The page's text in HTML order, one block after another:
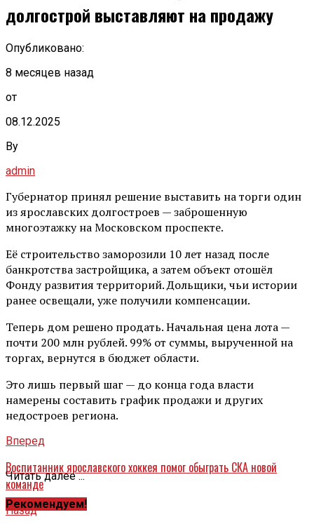
долгострой выставляют на продажу
Опубликовано:
8 месяцев назад
от
08.12.2025
By
admin
Губернатор принял решение выставить на торги один
из ярославских долгостроев — заброшенную
многоэтажку на Московском проспекте.
Её строительство заморозили 10 лет назад после
банкротства застройщика, а затем объект отошёл
Фонду развития территорий. Дольщики, чьи истории
ранее освещали, уже получили компенсации.
Теперь дом решено продать. Начальная цена лота —
почти 200 млн рублей. 99% от суммы, вырученной на
торгах, вернутся в бюджет области.
Это лишь первый шаг — до конца года власти
намерены составить график продажи и других
недостроев региона.
Вперед
Воспитанник ярославского хоккея помог обыграть СКА новой
команде
Назад
Читать далее ...
Рекомендуем!